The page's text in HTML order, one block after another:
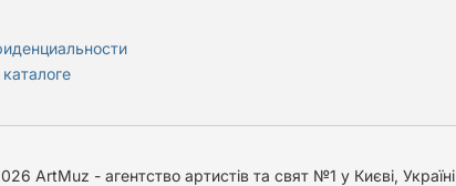
ArtMuz - агентство артистів та свят №1 у Києві, Україні